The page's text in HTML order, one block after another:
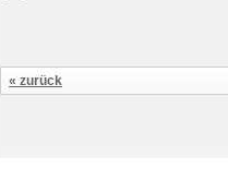
« zurück